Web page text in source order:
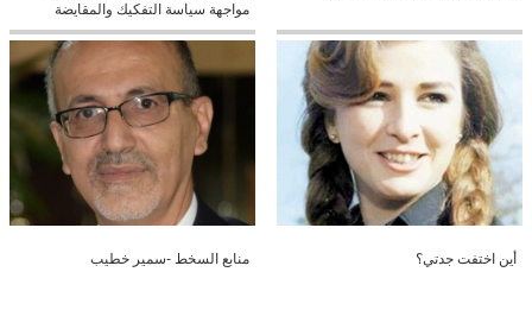
مواجهة سياسة التفكيك والمقايضة
أين اختفت جدتي؟ منابع السخط -سمير خطيب